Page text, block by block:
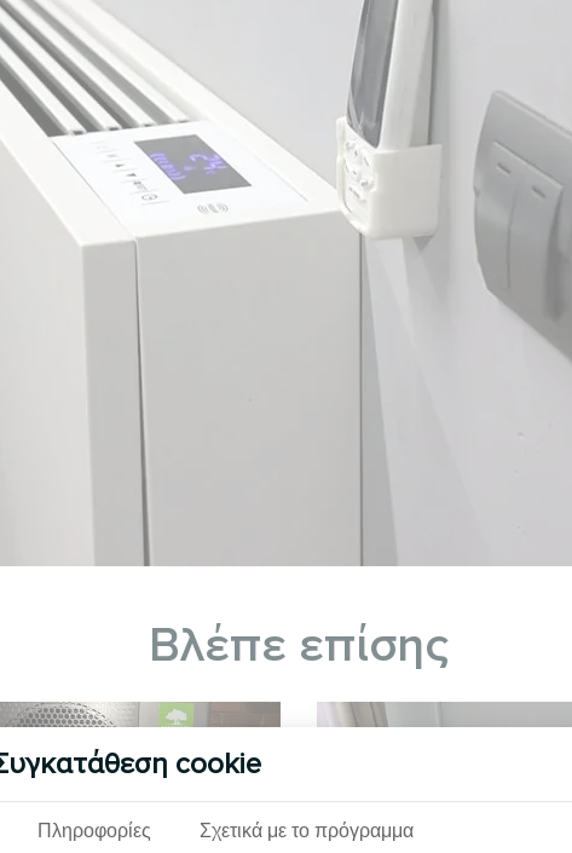
Βλέπε επίσης
cookie
Πληροφορίες Σχετικά με το πρόγραμμα